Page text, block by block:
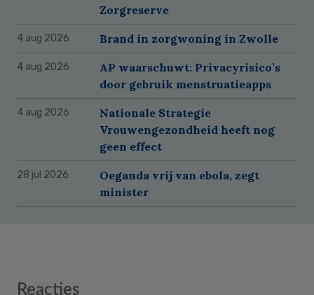
Zorgreserve
4 aug 2026 Brand in zorgwoning in Zwolle
4 aug 2026
AP waarschuwt: Privacyrisico’s
door gebruik menstruatieapps
4 aug 2026
Nationale Strategie
Vrouwengezondheid heeft nog
geen effect
28 jul 2026
Oeganda vrij van ebola, zegt
minister
Reader
Reacties